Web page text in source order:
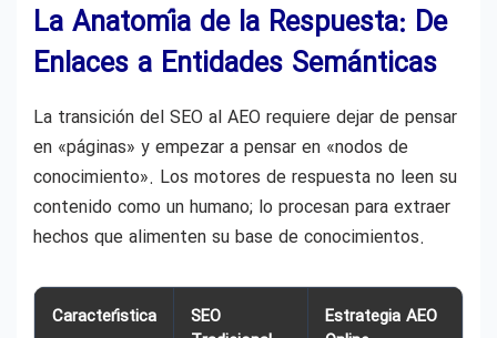
La Anatomía de la Respuesta: De
Enlaces a Entidades Semánticas
La transición del SEO al AEO requiere dejar de pensar
en «páginas» y empezar a pensar en «nodos de
conocimiento». Los motores de respuesta no leen su
contenido como un humano; lo procesan para extraer
hechos que alimenten su base de conocimientos.
Característica
SEO
Estrategia AEO